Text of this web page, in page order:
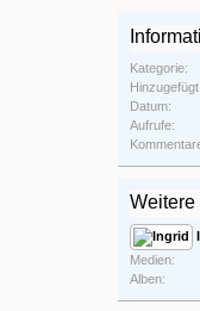
Kategorie:
Datum:
Aufrufe:
Weitere
Medien:
Alben: